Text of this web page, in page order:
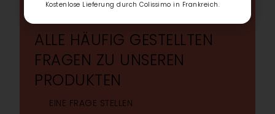
FRAGEN
ALLE HÄUFIG GESTELLTEN
FRAGEN ZU UNSEREN
PRODUKTEN
EINE FRAGE STELLEN
Kostenlose Lieferung durch Colissimo in Frankreich.